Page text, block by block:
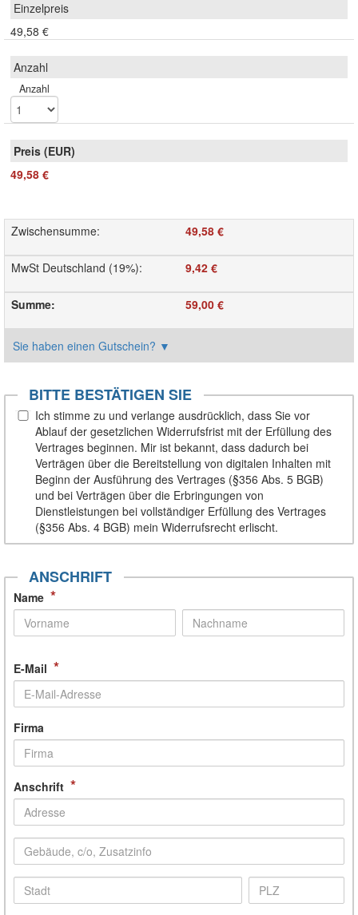
49,58 €
Anzahl
49,58 €
Zwischensumme: 49,58 €
MwSt Deutschland (19%): 9,42 €
Summe: 59,00 €
Sie haben einen Gutschein? ▼
BITTE BESTÄTIGEN SIE
Ich stimme zu und verlange ausdrücklich, dass Sie vor
Ablauf der gesetzlichen Widerrufsfrist mit der Erfüllung des
Vertrages beginnen. Mir ist bekannt, dass dadurch bei
Verträgen über die Bereitstellung von digitalen Inhalten mit
Beginn der Ausführung des Vertrages (§356 Abs. 5 BGB)
und bei Verträgen über die Erbringungen von
Dienstleistungen bei vollständiger Erfüllung des Vertrages
(§356 Abs. 4 BGB) mein Widerrufsrecht erlischt.
ANSCHRIFT
Name *
E-Mail *
Firma
Anschrift *